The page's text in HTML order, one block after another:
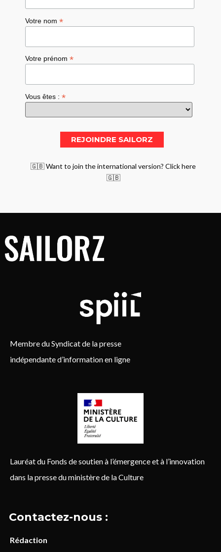
Votre nom*
Votre prénom*
Vous êtes :*
🇬🇧 Want to join the international version? Click here
🇬🇧
Membre du Syndicat de la presse
indépendante d’information en ligne
Lauréat du Fonds de soutien à l’émergence et à l’innovation
dans la presse du ministère de la Culture
Contactez-nous :
Rédaction